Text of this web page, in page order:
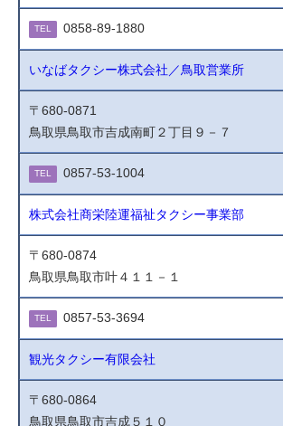
TEL 0858-89-1880
いなばタクシー株式会社／鳥取営業所
〒680-0871
鳥取県鳥取市吉成南町２丁目９－７
TEL 0857-53-1004
株式会社商栄陸運福祉タクシー事業部
〒680-0874
鳥取県鳥取市叶４１１－１
TEL 0857-53-3694
観光タクシー有限会社
〒680-0864
鳥取県鳥取市吉成５１０